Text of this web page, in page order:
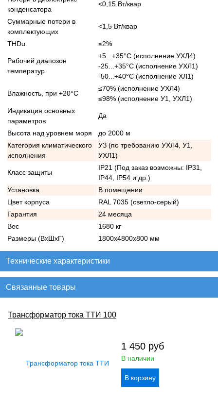
конденсатора
<0,15 Вт/квар
Суммарные потери в
комплектующих
<1,5 Вт/квар
THDu ≤2%
Рабочий диапозон
температур
+5...+35°С (исполнение УХЛ4)
-25...+35°С (исполнение УХЛ1)
-50...+40°С (исполнение ХЛ1)
Влажность, при +20°С
≤70% (исполнение УХЛ4)
≤98% (исполнение У1, УХЛ1)
Индикация основных
параметров
Да
Высота над уровнем моря
до 2000 м
Категория климатического
исполнения
УЗ (по требованию УХЛ4, У1,
УХЛ1)
Класс защиты
IP21 (Под заказ возможны: IP31,
IP44, IP54 и др.)
Установка
В помещении
Цвет корпуса
RAL 7035 (светло-серый)
Гарантия
24 месяца
Вес
1680 кг
Размеры (ВхШхГ)
1800х4800х800 мм
Технические характеристики
Связанные товары
Трансформатор тока ТТИ 100
1 450 руб
В наличии